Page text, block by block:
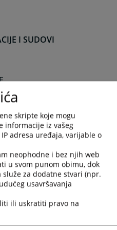
I SUDOVI
U HAGU
skripte koje mogu
informacije iz vašeg
adresa uređaja, varijable o
neophodne i bez njih web
u svom punom obimu, dok
za dodatne stvari (npr.
usavršavanja
ili uskratiti pravo na